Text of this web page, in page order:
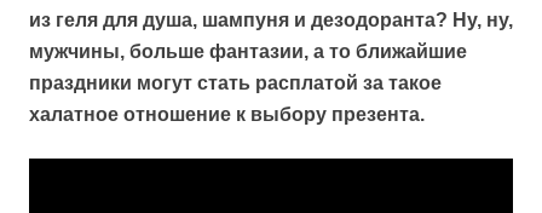
из геля для душа, шампуня и дезодоранта? Ну, ну,
мужчины, больше фантазии, а то ближайшие
праздники могут стать расплатой за такое
халатное отношение к выбору презента.